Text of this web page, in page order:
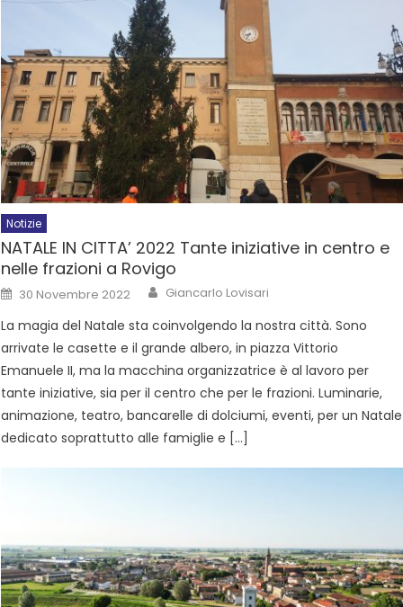
Notizie
NATALE IN CITTA’ 2022 Tante iniziative in centro e
nelle frazioni a Rovigo
30 Novembre 2022 Giancarlo Lovisari
La magia del Natale sta coinvolgendo la nostra città. Sono
arrivate le casette e il grande albero, in piazza Vittorio
Emanuele II, ma la macchina organizzatrice è al lavoro per
tante iniziative, sia per il centro che per le frazioni. Luminarie,
animazione, teatro, bancarelle di dolciumi, eventi, per un Natale
dedicato soprattutto alle famiglie e […]